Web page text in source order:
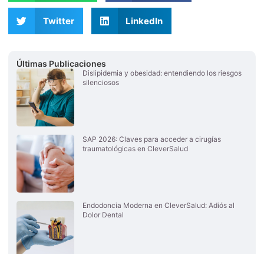
Twitter LinkedIn
Últimas Publicaciones
Dislipidemia y obesidad: entendiendo los riesgos
silenciosos
SAP 2026: Claves para acceder a cirugías
traumatológicas en CleverSalud
Endodoncia Moderna en CleverSalud: Adiós al
Dolor Dental